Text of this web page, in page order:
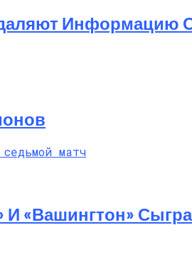
Информацию
«Вашингтон»